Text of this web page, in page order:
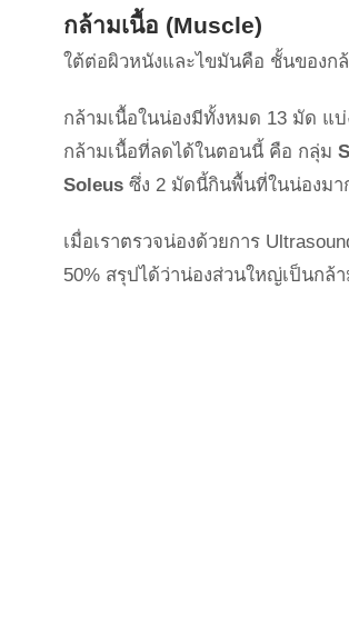
กล้ามเนื้อ (Muscle)
ใต้ต่อผิวหนังและไขมันคือ ชั้นของก
กล้ามเนื้อในน่องมีทั้งหมด 13 มัด แ
กล้ามเนื้อที่ลดได้ในตอนนี้ คือ กลุ่ม
Soleus ซึ่ง 2 มัดนี้กินพื้นที่ในน่องมา
เมื่อเราตรวจน่องด้วยการ
50% สรุปได้ว่าน่องส่วนใหญ่เป็นกล้